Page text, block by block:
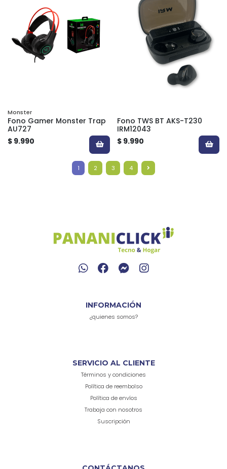
Monster
Fono Gamer Monster Trap
AU727
$ 9.990
Fono TWS BT AKS-T230
IRM12043
$ 9.990
1 2 3 4
INFORMACIÓN
¿quienes somos?
SERVICIO AL CLIENTE
Términos y condiciones
Política de reembolso
Política de envíos
Trabaja con nosotros
Suscripción